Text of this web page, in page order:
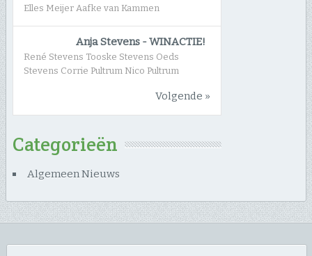
Elles Meijer Aafke van Kammen
Anja Stevens -WINACTIE!
René Stevens Tooske Stevens Oeds
Stevens Corrie Pultrum Nico Pultrum
Volgende »
Categorieën
Algemeen Nieuws